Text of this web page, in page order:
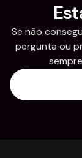
Se não
pergunta ou